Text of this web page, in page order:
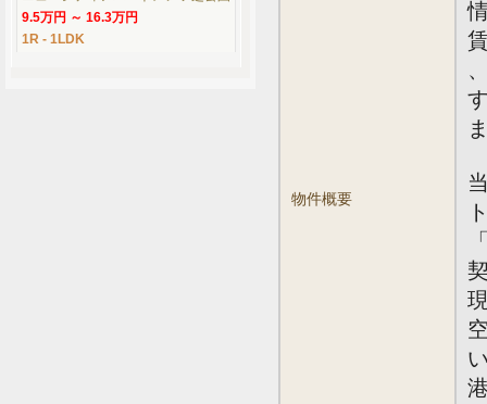
物件概要
9.5万円 ～ 16.3万円
1R - 1LDK